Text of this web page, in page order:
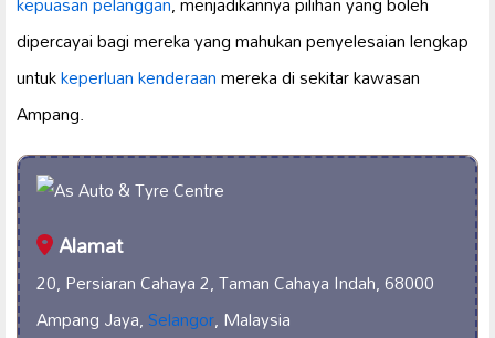
dipercayai bagi mereka yang mahukan penyelesaian lengkap
untukkeperluan kenderaanmereka di sekitar kawasan
Ampang.
Alamat
20, Persiaran Cahaya 2, Taman Cahaya Indah, 68000
Ampang Jaya,Selangor, Malaysia